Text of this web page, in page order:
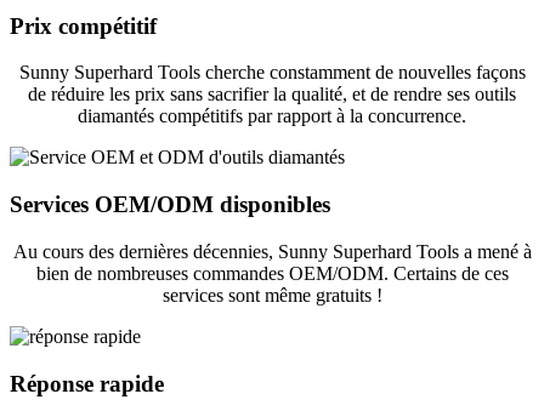
Prix ​​compétitif
Sunny Superhard Tools cherche constamment de nouvelles façons
de réduire les prix sans sacrifier la qualité, et de rendre ses outils
diamantés compétitifs par rapport à la concurrence.
Services OEM/ODM disponibles
Au cours des dernières décennies, Sunny Superhard Tools a mené à
bien de nombreuses commandes OEM/ODM. Certains de ces
services sont même gratuits !
Réponse rapide